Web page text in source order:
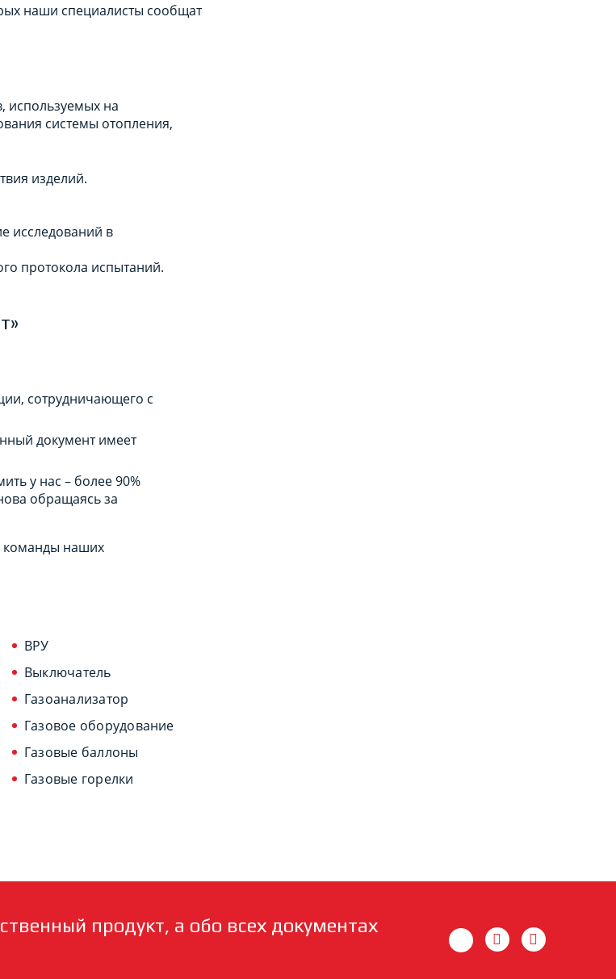
наши специалисты сообщат
используемых на
системы отопления,
изделий.
исследований в
протокола испытаний.
сотрудничающего с
документ имеет
у нас – более 90%
обращаясь за
команды наших
ВРУ
Выключатель
Газоанализатор
Газовое оборудование
Газовые баллоны
Газовые горелки
продукт, а обо всех документах